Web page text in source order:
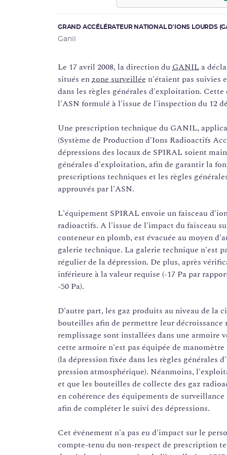
GRAND ACCÉLÉRATEUR NATIONAL D'IONS LOURDS
Ganil
Le 17 avril 2008, la direction duGANIL a
situés enzone surveillée n'étaient pas suivies
dans les règles générales d'exploitation.
l'ASN formulé à l'issue de l'inspection du 12
Une prescription technique du GANIL,
(Système de Production d'Ions Radioactifs
dépressions des locaux de SPIRAL soient
générales d'exploitation, afin de garantir la
prescriptions techniques et les règles
approuvés par l'ASN.
L'équipement SPIRAL envoie un faisceau
radioactifs. A l'issue de l'impact du faisceau
conteneur en plomb, est évacuée au moyen
galerie technique. La galerie technique n'est
régulier de la dépression. De plus, après
inférieure à la valeur requise (-17 Pa par
-50 Pa).
D'autre part, les gaz produits au niveau de la
bouteilles afin de permettre leur
remplissage sont installées dans une armoire
cette armoire n'est pas équipée de
(la dépression fixée dans les règles générales
pression atmosphérique). Néanmoins,
et que les bouteilles de collecte des gaz
en cohérence des équipements de
afin de compléter le suivi des dépressions.
Cet événement n'a pas eu d'impact sur le
compte-tenu du non-respect de prescription